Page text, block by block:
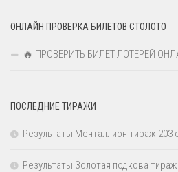
ОНЛАЙН ПРОВЕРКА БИЛЕТОВ СТОЛОТО
🔥 ПРОВЕРИТЬ БИЛЕТ ЛОТЕРЕЙ
ПОСЛЕДНИЕ ТИРАЖИ
Результаты Мечталлион тираж 203
Результаты Золотая подкова тираж